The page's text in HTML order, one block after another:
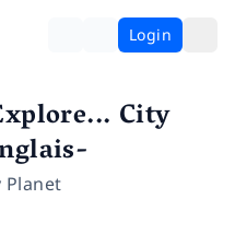
Login
City
Planet